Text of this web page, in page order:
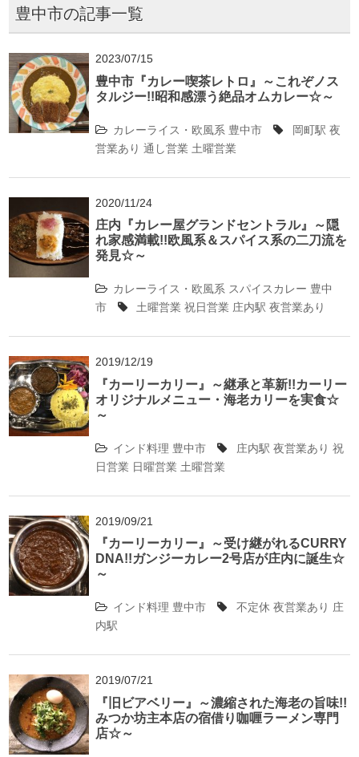
豊中市の記事一覧
2023/07/15
豊中市『カレー喫茶レトロ』～これぞノス
タルジー!!昭和感漂う絶品オムカレー☆～
カレーライス・欧風系 豊中市 岡町駅 夜
営業あり 通し営業 土曜営業
2020/11/24
庄内『カレー屋グランドセントラル』～隠
れ家感満載!!欧風系＆スパイス系の二刀流を
発見☆～
カレーライス・欧風系 スパイスカレー 豊中
市
土曜営業 祝日営業 庄内駅 夜営業あり
2019/12/19
『カーリーカリー』～継承と革新!!カーリー
オリジナルメニュー・海老カリーを実食☆
～
インド料理 豊中市 庄内駅 夜営業あり 祝
日営業 日曜営業 土曜営業
2019/09/21
『カーリーカリー』～受け継がれるCURRY
DNA!!ガンジーカレー2号店が庄内に誕生☆
～
インド料理 豊中市 不定休 夜営業あり 庄
内駅
2019/07/21
『旧ビアベリー』～濃縮された海老の旨味!!
みつか坊主本店の宿借り咖喱ラーメン専門
店☆～